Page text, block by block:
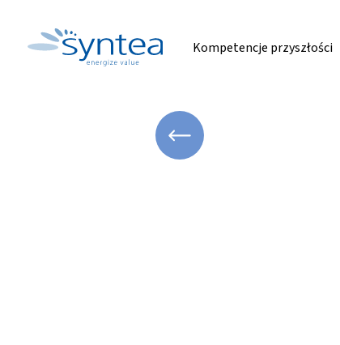
Kompetencje przyszłości
WRÓĆ